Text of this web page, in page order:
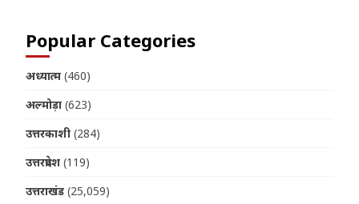
Popular Categories
अध्यात्म (460)
अल्मोड़ा (623)
उत्तरकाशी (284)
उत्तरप्रदेश (119)
उत्तराखंड (25,059)